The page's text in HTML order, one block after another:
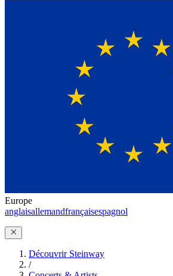
Europe
anglaisallemandfrançaisespagnol
Découvrir Steinway
/